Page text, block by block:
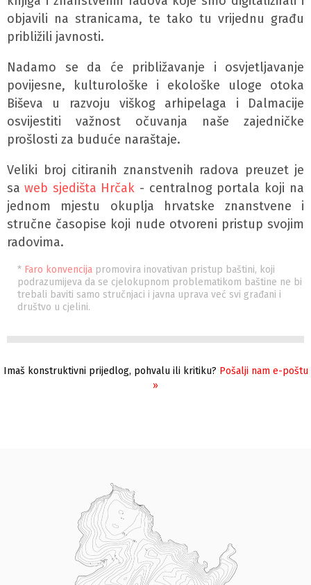
objavili na stranicama, te tako tu vrijednu građu
približili javnosti.
Nadamo se da će približavanje i osvjetljavanje
povijesne, kulturološke i ekološke uloge otoka
Biševa u razvoju viškog arhipelaga i Dalmacije
osvijestiti važnost očuvanja naše zajedničke
prošlosti za buduće naraštaje.
Veliki broj citiranih znanstvenih radova preuzet je
sa web sjedišta Hrčak - centralnog portala koji na
jednom mjestu okuplja hrvatske znanstvene i
stručne časopise koji nude otvoreni pristup svojim
radovima.
* Faro konvencija promovira inovativan pristup baštini, koji
podrazumijeva da se cjelokupnom problematikom baštine ne bi
trebali baviti samo stručnjaci i javna uprava već svi građani i
društvo u cjelini.
Imaš konstruktivni prijedlog, pohvalu ili kritiku? Pošalji nam e-poštu
»